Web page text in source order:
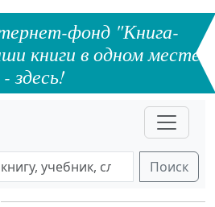
фонд "Книга-
книги в одном месте
- здесь!
Поиск